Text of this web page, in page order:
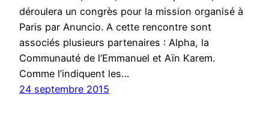
déroulera un congrès pour la mission organisé à
Paris par Anuncio. A cette rencontre sont
associés plusieurs partenaires : Alpha, la
Communauté de l’Emmanuel et Aïn Karem.
Comme l’indiquent les…
24 septembre 2015